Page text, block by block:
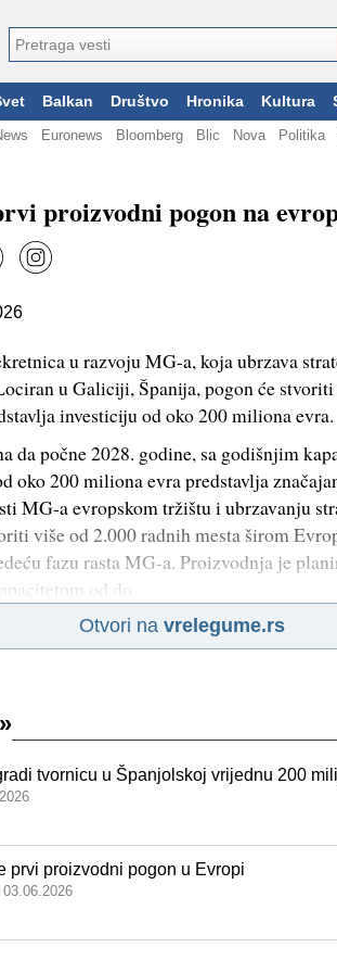
Balkan Društvo Hronika Kultura
Euronews Bloomberg Blic Nova Politika
proizvodni pogon na
u razvoju MG-a, koja ubrzava
u Galiciji, Španija, pogon će
investiciju od oko 200 miliona evra.
da počne 2028. godine, sa godišnjim
oko 200 miliona evra predstavlja
MG-a evropskom tržištu i ubrzavanju
više od 2.000 radnih mesta širom
fazu rasta MG-a. Proizvodnja je
od do
Otvori na vrelegume.rs
»
tvornicu u Španjolskoj vrijednu 200
prvi proizvodni pogon u Evropi
03.06.2026